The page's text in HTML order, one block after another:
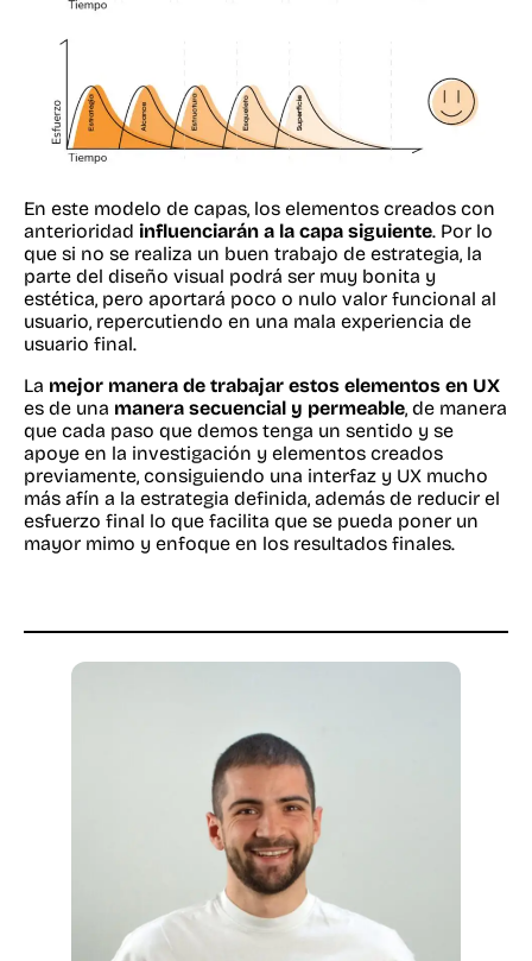
En este modelo de capas, los elementos creados con
anterioridad influenciarán a la capa siguiente. Por lo
que si no se realiza un buen trabajo de estrategia, la
parte del diseño visual podrá ser muy bonita y
estética, pero aportará poco o nulo valor funcional al
usuario, repercutiendo en una mala experiencia de
usuario final.
La mejor manera de trabajar estos elementos en UX
es de una manera secuencial y permeable, de manera
que cada paso que demos tenga un sentido y se
apoye en la investigación y elementos creados
previamente, consiguiendo una interfaz y UX mucho
más afín a la estrategia definida, además de reducir el
esfuerzo final lo que facilita que se pueda poner un
mayor mimo y enfoque en los resultados finales.